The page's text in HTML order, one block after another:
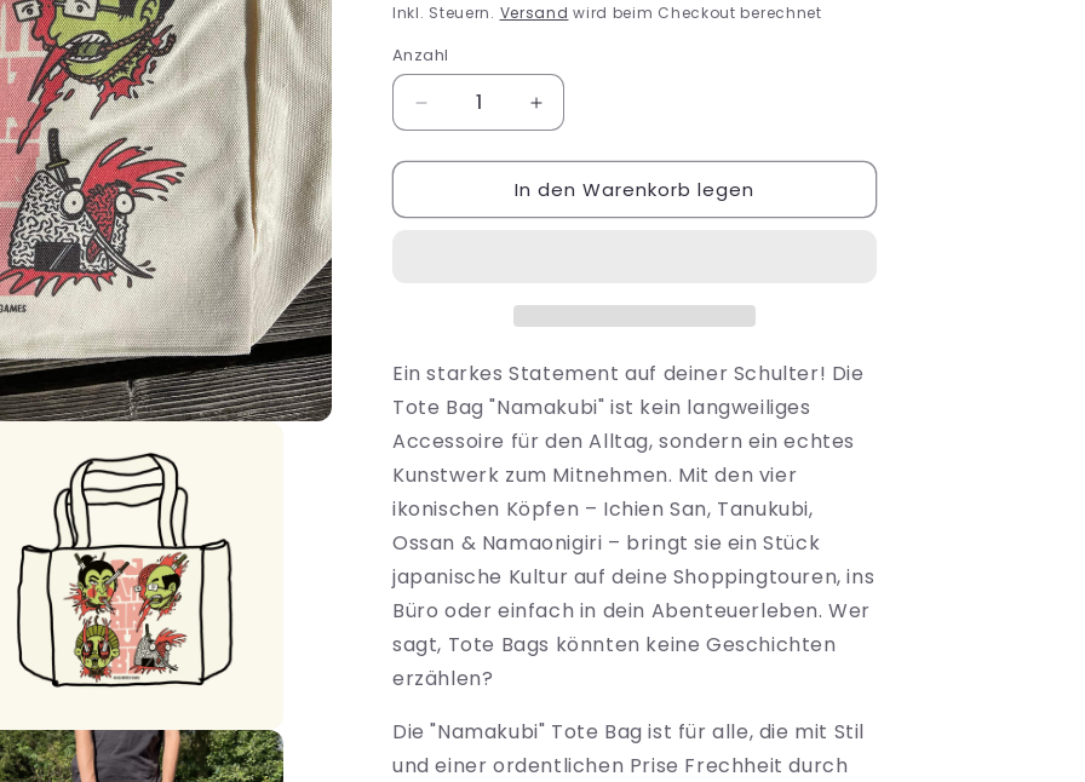
Preis
Inkl. Steuern. Versand wird beim Checkout berechnet
Anzahl
Verringere
die
Menge
Tote
Erhöhe
die
Menge
für
Tote
In den Warenkorb legen
Ein starkes Statement auf deiner Schulter! Die
Tote Bag "Namakubi" ist kein langweiliges
Accessoire für den Alltag, sondern ein echtes
Kunstwerk zum Mitnehmen. Mit den vier
ikonischen Köpfen – Ichien San, Tanukubi,
Ossan & Namaonigiri – bringt sie ein Stück
japanische Kultur auf deine Shoppingtouren, ins
Büro oder einfach in dein Abenteuerleben. Wer
sagt, Tote Bags könnten keine Geschichten
erzählen?
Die "Namakubi" Tote Bag ist für alle, die mit Stil
und einer ordentlichen Prise Frechheit durch